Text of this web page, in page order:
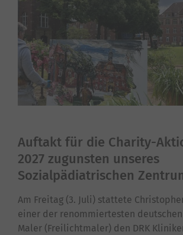
Auftakt für die Charity-
2027 zugunsten unseres
Sozialpädiatrischen
Am Freitag (3. Juli) stattete
einer der renommiertesten
Maler (Freilichtmaler) den DRK